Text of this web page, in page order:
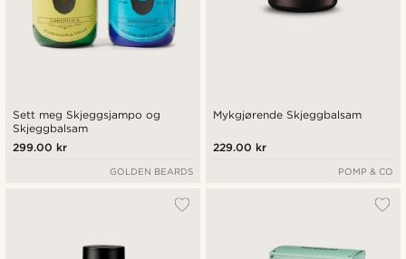
Sett meg Skjeggsjampo og
Skjeggbalsam
299.00 kr
GOLDEN BEARDS
Mykgjørende Skjeggbalsam
229.00 kr
POMP & CO